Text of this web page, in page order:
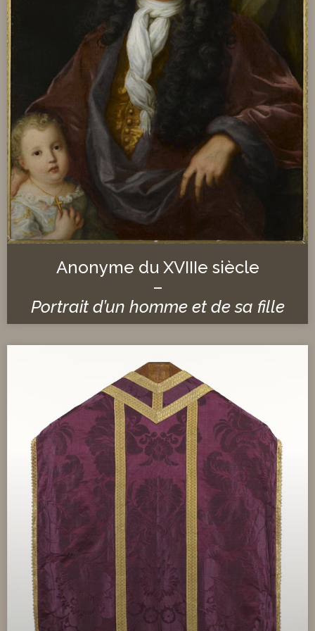
Anonyme du XVIIIe siècle
–
Portrait d’un homme et de sa fille